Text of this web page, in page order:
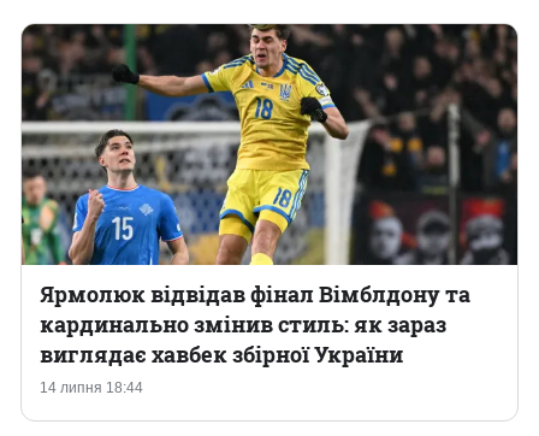
14 липня 18:44
Ярмолюк відвідав фінал Вімблдону та
кардинально змінив стиль: як зараз
виглядає хавбек збірної України